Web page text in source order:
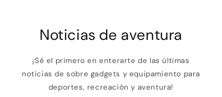
Noticias de aventura
¡Sé el primero en enterarte de las últimas
noticias de sobre gadgets y equipamiento para
deportes, recreación y aventura!